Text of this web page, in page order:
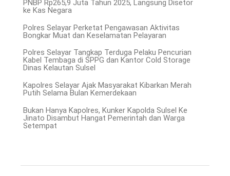
PNBP Rp265,9 Juta Tahun 2025, Langsung Disetor
ke Kas Negara
Polres Selayar Perketat Pengawasan Aktivitas
Bongkar Muat dan Keselamatan Pelayaran
Polres Selayar Tangkap Terduga Pelaku Pencurian
Kabel Tembaga di SPPG dan Kantor Cold Storage
Dinas Kelautan Sulsel
Kapolres Selayar Ajak Masyarakat Kibarkan Merah
Putih Selama Bulan Kemerdekaan
Bukan Hanya Kapolres, Kunker Kapolda Sulsel Ke
Jinato Disambut Hangat Pemerintah dan Warga
Setempat